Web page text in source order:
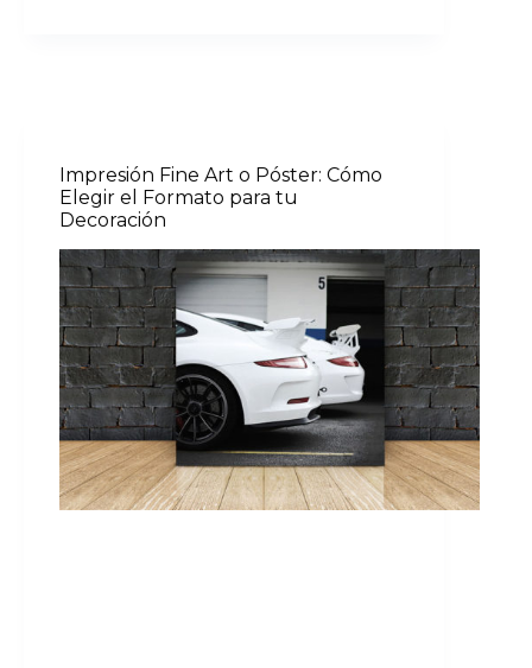
Impresión Fine Art o Póster: Cómo
Elegir el Formato para tu
Decoración